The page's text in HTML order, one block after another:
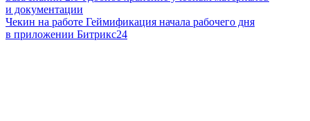
и документации
Чекин на работе Геймификация начала рабочего дня
в приложении Битрикс24